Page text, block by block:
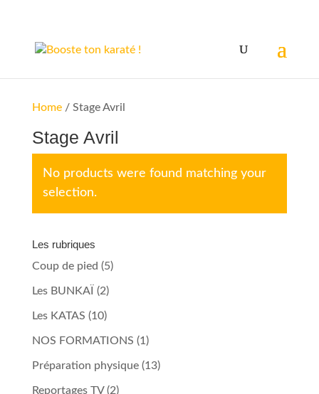
Home/ Stage Avril
Stage Avril
No products were found matching your
selection.
Les rubriques
Coup de pied (5)
Les BUNKAÏ (2)
Les KATAS (10)
NOS FORMATIONS (1)
Préparation physique(13)
Reportages TV(2)